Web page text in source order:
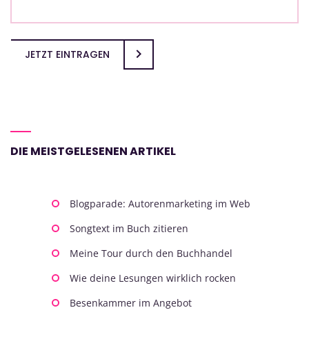
JETZT EINTRAGEN
DIE MEISTGELESENEN ARTIKEL
Blogparade: Autorenmarketing im Web
Songtext im Buch zitieren
Meine Tour durch den Buchhandel
Wie deine Lesungen wirklich rocken
Besenkammer im Angebot